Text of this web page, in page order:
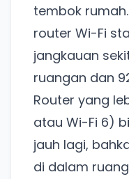
tembok
router Wi-Fi
jangkauan
ruangan dan
Router yang
atau Wi-Fi 6)
jauh lagi,
di dalam